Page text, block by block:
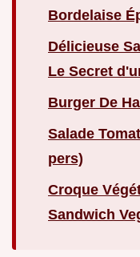
Bordelaise
Délicieuse
Le Secret
Burger De
Salade
pers)
Croque
Sandwich